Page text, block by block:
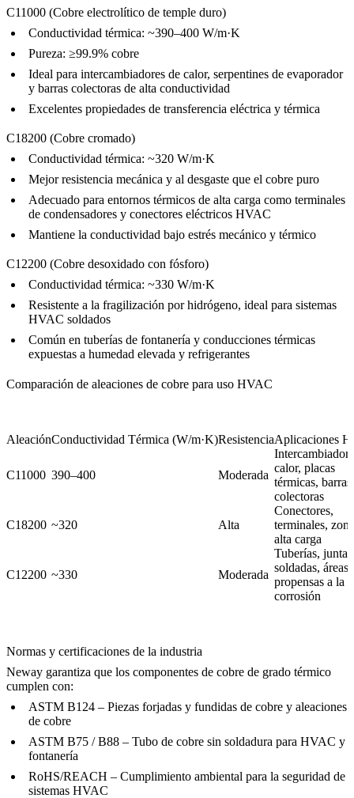
C11000 (Cobre electrolítico de temple duro)
Conductividad térmica: ~390–400 W/m·K
Pureza: ≥99.9% cobre
Ideal para intercambiadores de calor, serpentines de evaporador
y barras colectoras de alta conductividad
Excelentes propiedades de transferencia eléctrica y térmica
C18200 (Cobre cromado)
Conductividad térmica: ~320 W/m·K
Mejor resistencia mecánica y al desgaste que el cobre puro
Adecuado para entornos térmicos de alta carga como terminales
de condensadores y conectores eléctricos HVAC
Mantiene la conductividad bajo estrés mecánico y térmico
C12200 (Cobre desoxidado con fósforo)
Conductividad térmica: ~330 W/m·K
Resistente a la fragilización por hidrógeno, ideal para sistemas
HVAC soldados
Común en tuberías de fontanería y conducciones térmicas
expuestas a humedad elevada y refrigerantes
Comparación de aleaciones de cobre para uso HVAC
AleaciónConductividad Térmica (W/m·K)ResistenciaAplicaciones
C11000 390–400 Moderada
calor, placas
térmicas, barras
colectoras
C18200 ~320 Alta
Conectores,
terminales,
alta carga
C12200 ~330 Moderada
Tuberías, juntas
soldadas, áreas
propensas a la
corrosión
Normas y certificaciones de la industria
Neway garantiza que los componentes de cobre de grado térmico
cumplen con:
ASTM B124 – Piezas forjadas y fundidas de cobre y aleaciones
de cobre
ASTM B75 / B88 – Tubo de cobre sin soldadura para HVAC y
fontanería
RoHS/REACH – Cumplimiento ambiental para la seguridad de
sistemas HVAC